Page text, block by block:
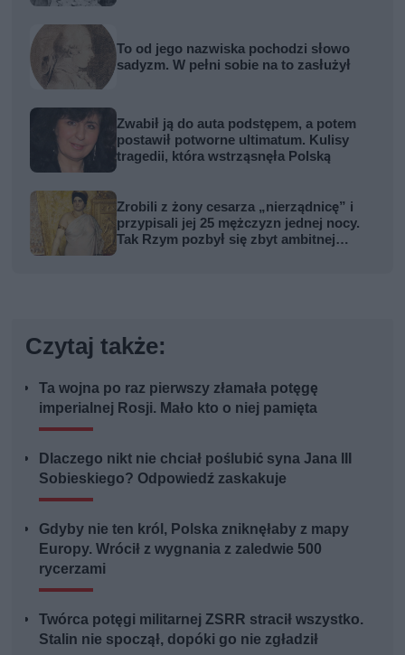
To od jego nazwiska pochodzi słowo
sadyzm. W pełni sobie na to zasłużył
Zwabił ją do auta podstępem, a potem
postawił potworne ultimatum. Kulisy
tragedii, która wstrząsnęła Polską
Zrobili z żony cesarza „nierządnicę” i
przypisali jej 25 mężczyzn jednej nocy.
Tak Rzym pozbył się zbyt ambitnej
Czytaj także:
Ta wojna po raz pierwszy złamała potęgę
imperialnej Rosji. Mało kto o niej pamięta
Dlaczego nikt nie chciał poślubić syna Jana III
Sobieskiego? Odpowiedź zaskakuje
Gdyby nie ten król, Polska zniknęłaby z mapy
Europy. Wrócił z wygnania z zaledwie 500
rycerzami
Twórca potęgi militarnej ZSRR stracił wszystko.
Stalin nie spoczął, dopóki go nie zgładził